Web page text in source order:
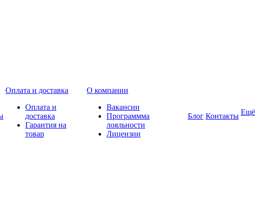
Оплата и доставка
Оплата и
доставка
Гарантия на
товар
О компании
Вакансии
Программма
лояльности
Лицензии
Блог Контакты Ещё